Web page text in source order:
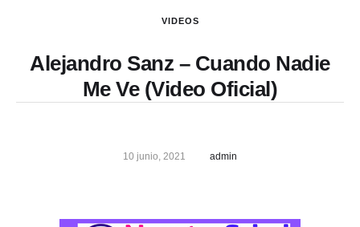
VIDEOS
Alejandro Sanz – Cuando Nadie
Me Ve (Video Oficial)
10 junio, 2021 admin